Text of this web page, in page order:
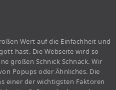
Wert auf die Einfachheit und
hast. Die Webseite wird so
großen Schnick Schnack. Wir
Popups oder Ähnliches. Die
einer der wichtigsten Faktoren